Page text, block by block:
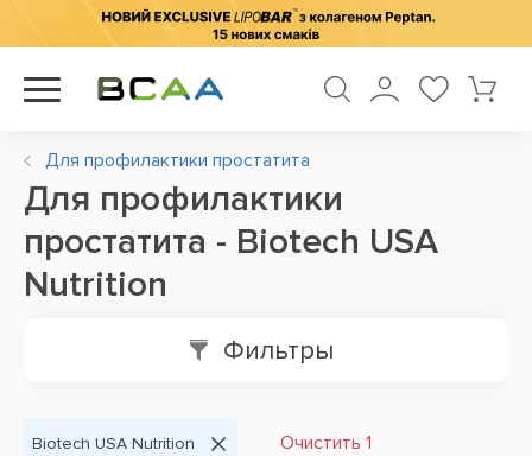
Для профилактики простатита
Для профилактики
простатита - Biotech USA
Nutrition
Фильтры
Biotech USA Nutrition Очистить 1